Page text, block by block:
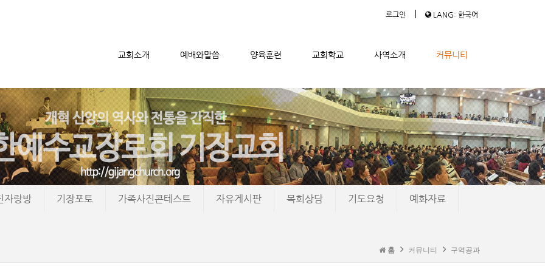
로그인 | LANG: 한국어
교회소개 예배와말씀 양육훈련 교회학교 사역소개 커뮤니티
메뉴 건너뛰기
자랑방 기장포토 가족사진콘테스트 자유게시판 목회상담 기도요청 예화자료
홈 커뮤니티 구역공과